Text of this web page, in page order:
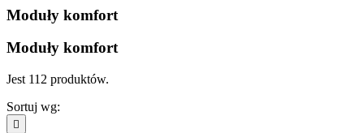
Moduły komfort
Moduły komfort
Jest 112 produktów.
Sortuj wg:
